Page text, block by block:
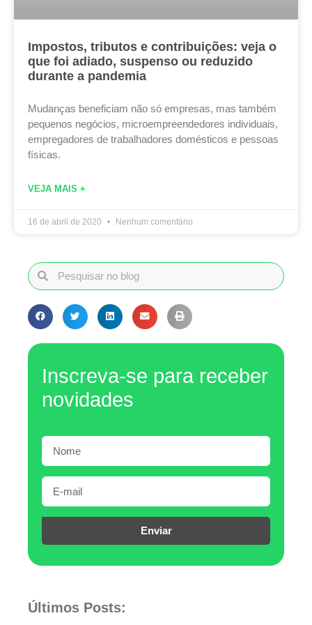
Impostos, tributos e contribuições: veja o
que foi adiado, suspenso ou reduzido
durante a pandemia
Mudanças beneficiam não só empresas, mas também
pequenos negócios, microempreendedores individuais,
empregadores de trabalhadores domésticos e pessoas
físicas.
VEJA MAIS +
16 de abril de 2020 Nenhum comentário
Inscreva-se para receber
novidades
Enviar
Últimos Posts: